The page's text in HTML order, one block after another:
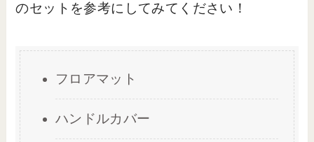
のセットを参考にしてみてください！
フロアマット
ハンドルカバー